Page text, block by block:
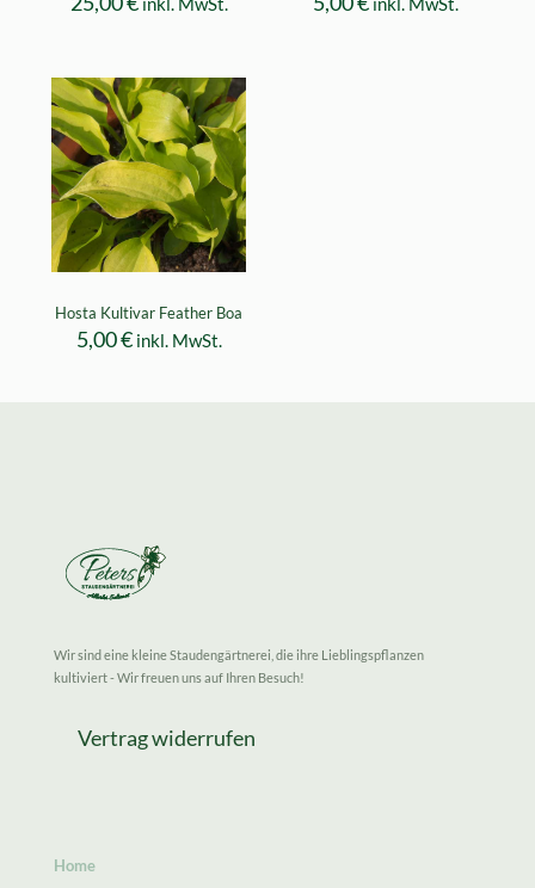
Hosta Kultivar Feather Boa
5,00€ inkl. MwSt.
Wir sind eine kleine Staudengärtnerei, die ihre Lieblingspflanzen
kultiviert - Wir freuen uns auf Ihren Besuch!
Vertrag widerrufen
Home